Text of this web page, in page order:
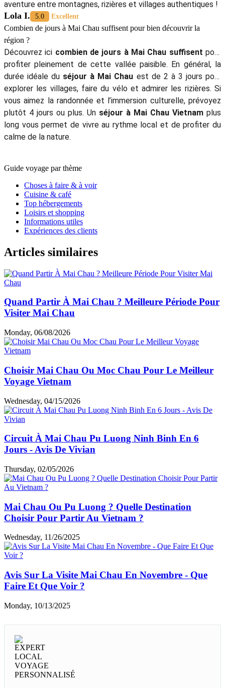
aventure entre montagnes, rizières et villages authentiques !
Lola I. 5.0 Excellent
Combien de jours à Mai Chau suffisent pour bien découvrir la
région ?
Découvrez ici combien de jours à Mai Chau suffisent pour
profiter pleinement de cette vallée paisible. En général, la
durée idéale du séjour à Mai Chau est de 2 à 3 jours pour
explorer les villages, faire du vélo et admirer les rizières. Si
vous aimez la randonnée et l’immersion culturelle, prévoyez
plutôt 4 jours ou plus. Un séjour à Mai Chau Vietnam plus
long vous permet de vivre au rythme local et de profiter du
calme de la nature.
Guide voyage par thème
Choses à faire & à voir
Cuisine & café
Top hébergements
Loisirs et shopping
Informations utiles
Expériences des clients
Articles similaires
Quand Partir À Mai Chau ? Meilleure Période Pour
Visiter Mai Chau
Monday, 06/08/2026
Choisir Mai Chau Ou Moc Chau Pour Le Meilleur
Voyage Vietnam
Wednesday, 04/15/2026
Circuit À Mai Chau Pu Luong Ninh Binh En 6
Jours - Avis De Vivian
Thursday, 02/05/2026
Mai Chau Ou Pu Luong ? Quelle Destination
Choisir Pour Partir Au Vietnam ?
Wednesday, 11/26/2025
Avis Sur La Visite Mai Chau En Novembre - Que
Faire Et Que Voir ?
Monday, 10/13/2025